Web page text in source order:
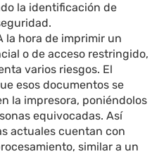
la identificación de
la hora de imprimir un
o de acceso restringido,
varios riesgos. El
esos documentos se
la impresora, poniéndolos
equivocadas. Así
actuales cuentan con
similar a un